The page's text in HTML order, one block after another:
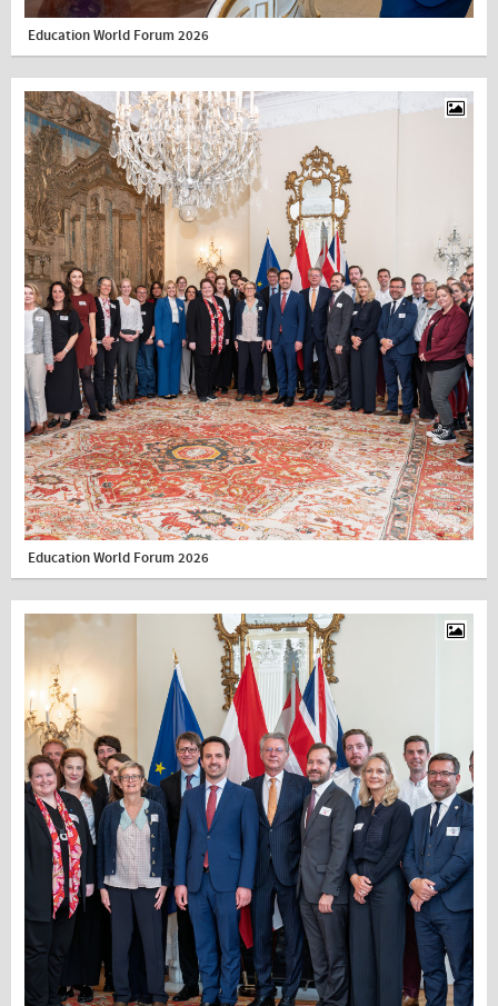
Education World Forum 2026
Education World Forum 2026